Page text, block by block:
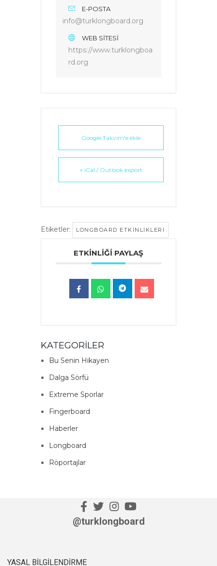
E-POSTA
info@turklongboard.org
WEB SITESI
https://www.turklongboa
rd.org
Google Takvim'e ekle
+ iCal / Outlook export
Etiketler: LONGBOARD ETKINLIKLERI
ETKINLIĞI PAYLAŞ
KATEGORILER
Bu Senin Hikayen
Dalga Sörfü
Extreme Sporlar
Fingerboard
Haberler
Longboard
Röportajlar
@turklongboard
YASAL BILGILENDIRME